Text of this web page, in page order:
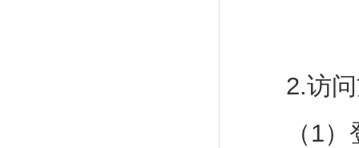
2.访问
（1）登